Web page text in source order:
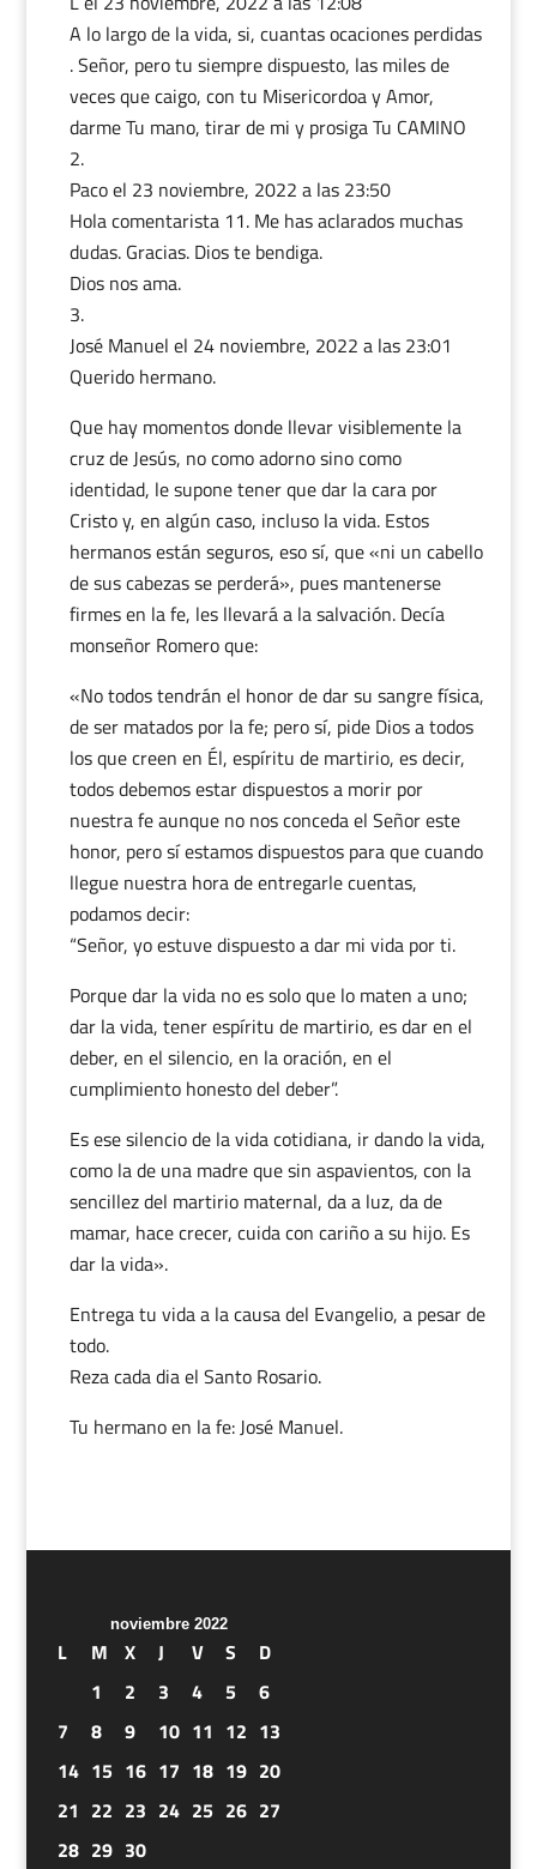
A lo largo de la vida, si, cuantas ocaciones perdidas
. Señor, pero tu siempre dispuesto, las miles de
veces que caigo, con tu Misericordoa y Amor,
darme Tu mano, tirar de mi y prosiga Tu CAMINO
Pacoel 23 noviembre, 2022 a las 23:50
Hola comentarista 11. Me has aclarados muchas
dudas. Gracias. Dios te bendiga.
Dios nos ama.
José Manuel el 24 noviembre, 2022 a las 23:01
Querido hermano.
Que hay momentos donde llevar visiblemente la
cruz de Jesús, no como adorno sino como
identidad, le supone tener que dar la cara por
Cristo y, en algún caso, incluso la vida. Estos
hermanos están seguros, eso sí, que «ni un cabello
de sus cabezas se perderá», pues mantenerse
firmes en la fe, les llevará a la salvación. Decía
monseñor Romero que:
«No todos tendrán el honor de dar su sangre física,
de ser matados por la fe; pero sí, pide Dios a todos
los que creen en Él, espíritu de martirio, es decir,
todos debemos estar dispuestos a morir por
nuestra fe aunque no nos conceda el Señor este
honor, pero sí estamos dispuestos para que cuando
llegue nuestra hora de entregarle cuentas,
podamos decir:
“Señor, yo estuve dispuesto a dar mi vida por ti.
Porque dar la vida no es solo que lo maten a uno;
dar la vida, tener espíritu de martirio, es dar en el
deber, en el silencio, en la oración, en el
cumplimiento honesto del deber”.
Es ese silencio de la vida cotidiana, ir dando la vida,
como la de una madre que sin aspavientos, con la
sencillez del martirio maternal, da a luz, da de
mamar, hace crecer, cuida con cariño a su hijo. Es
dar la vida».
Entrega tu vida a la causa del Evangelio, a pesar de
todo.
Reza cada dia el Santo Rosario.
Tu hermano en la fe: José Manuel.
noviembre 2022
L M X J V S
D
1
2 3 4 5
6
7
8 9 10 11 12 13
14 15 16 17 18 19 20
21 22 23 24 25 26 27
28 29 30